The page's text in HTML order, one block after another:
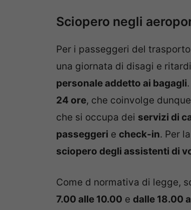
Sciopero negli
Per i passeggeri del
una giornata di disagi e
personale addetto ai bagagli
24 ore, che coinvolge
che si occupa dei servizi di
passeggeri e check-in. Per
sciopero degli assistenti di
Come d normativa di legge,
7.00 alle 10.00 e dalle 18.00